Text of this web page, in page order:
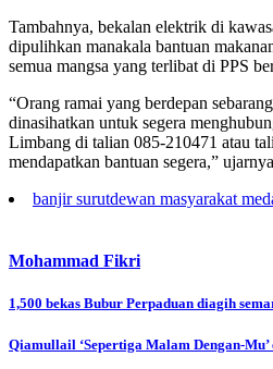
Tambahnya, bekalan elektrik di
dipulihkan manakala bantuan
semua mangsa yang terlibat di PPS
“Orang ramai yang berdepan
dinasihatkan untuk segera
Limbang di talian 085-210471 atau
mendapatkan bantuan segera,”
banjir surutdewan masyarakat
Mohammad Fikri
Post
navigation
1,500 bekas Bubur Perpaduan diagih
Qiamullail ‘Sepertiga Malam Dengan-